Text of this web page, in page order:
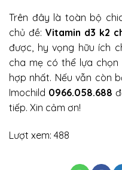
Trên đây là toàn bộ
chủ đề: Vitamin d3 k2
được, hy vọng hữu ích
cha mẹ có thể lựa chọn
hợp nhất. Nếu vẫn còn
Imochild 0966.058.688
tiếp. Xin cảm ơn!
Lượt xem: 488